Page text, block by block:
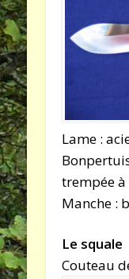
Lame :
trempée à
Manche :
Le squale
Couteau